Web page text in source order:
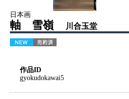
日本画
軸 雪嶺 川合玉堂
作品ID
gyokudokawai5